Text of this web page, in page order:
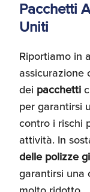
Pacchetti
Uniti
Riportiamo in
assicurazione
dei pacchetti
per garantirsi
contro i rischi
attività. In
delle polizze
garantirsi una